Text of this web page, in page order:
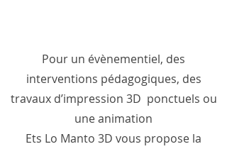
Pour un évènementiel, des
interventions pédagogiques, des
travaux d’impression 3D ponctuels ou
une animation
Ets Lo Manto 3D vous propose la